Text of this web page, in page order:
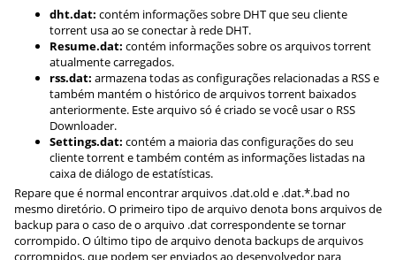
dht.dat: contém informações sobre DHT que seu cliente
torrent usa ao se conectar à rede DHT.
Resume.dat: contém informações sobre os arquivos torrent
atualmente carregados.
rss.dat: armazena todas as configurações relacionadas a RSS e
também mantém o histórico de arquivos torrent baixados
anteriormente. Este arquivo só é criado se você usar o RSS
Downloader.
Settings.dat: contém a maioria das configurações do seu
cliente torrent e também contém as informações listadas na
caixa de diálogo de estatísticas.
Repare que é normal encontrar arquivos .dat.old e .dat.*.bad no
mesmo diretório. O primeiro tipo de arquivo denota bons arquivos de
backup para o caso de o arquivo .dat correspondente se tornar
corrompido. O último tipo de arquivo denota backups de arquivos
corrompidos, que podem ser enviados ao desenvolvedor para